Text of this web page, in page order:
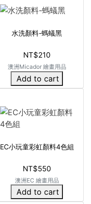
水洗顏料-螞蟻黑
NT$210
澳洲Micador 繪畫用品
Add to cart
EC小玩童彩虹顏料4色組
NT$550
澳洲EC 繪畫用品
Add to cart